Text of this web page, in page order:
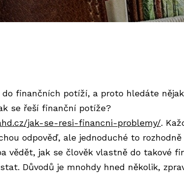
finančních potíží, a proto hledáte
se řeší finanční potíže?
jak-se-resi-financni-problemy/.
odpověď, ale jednoduché to rozhodně
vědět, jak se člověk vlastně do takové
Důvodů je mnohdy hned několik,